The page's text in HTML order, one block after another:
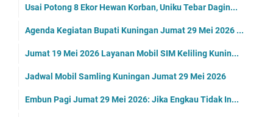
Usai Potong 8 Ekor Hewan Korban, Uniku Tebar Dagin...
Agenda Kegiatan Bupati Kuningan Jumat 29 Mei 2026 ...
Jumat 19 Mei 2026 Layanan Mobil SIM Keliling Kunin...
Jadwal Mobil Samling Kuningan Jumat 29 Mei 2026
Embun Pagi Jumat 29 Mei 2026: Jika Engkau Tidak In...